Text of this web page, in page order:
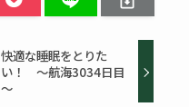
快適な睡眠をとりた
い！ ～航海3034日目
～